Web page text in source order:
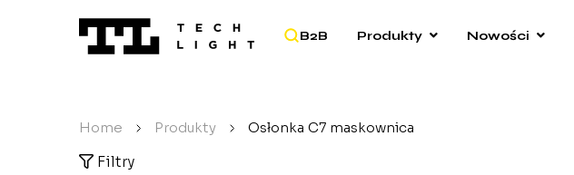
B2B Produkty Nowości
Home / Produkty / Osłonka C7 maskownica
Filtry